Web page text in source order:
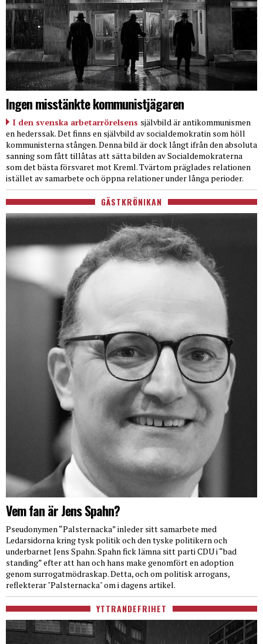
Ingen misstänkte kommunistjägaren
I den svenska arbetarrörelsens självbild är antikommunismen
en hederssak. Det finns en självbild av socialdemokratin som höll
kommunisterna stången. Denna bild är dock långt ifrån den absoluta
sanning som fått tillåtas att sätta bilden av Socialdemokraterna
som det bästa försvaret mot Kreml. Tvärtom präglades relationen
istället av samarbete och öppna relationer under långa perioder.
GÄSTKRÖNIKAN
Vem fan är Jens Spahn?
Pseudonymen “Palsternacka” inleder sitt samarbete med
Ledarsidorna kring tysk politik och den tyske politikern och
underbarnet Jens Spahn. Spahn fick lämna sitt parti CDU i “bad
standing” efter att han och hans make genomfört en adoption
genom surrogatmödraskap. Detta, och om politisk arrogans,
reflekterar "Palsternacka" om i dagens artikel.
YTTRANDEFRIHET